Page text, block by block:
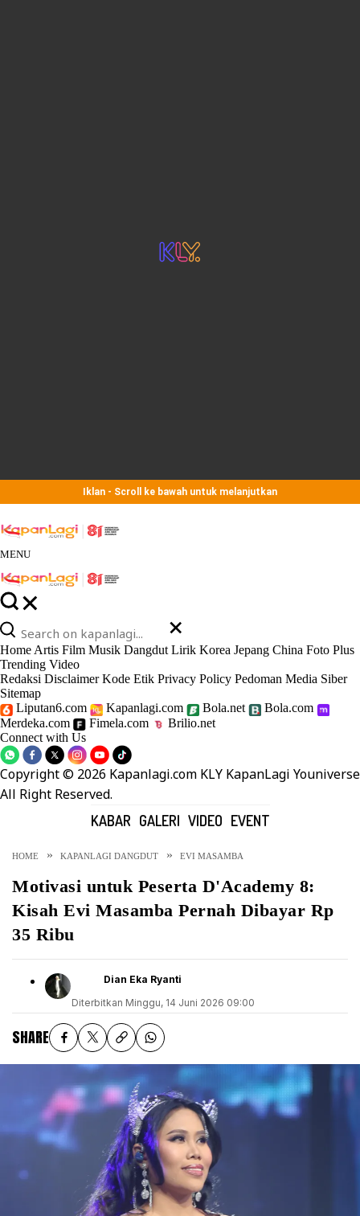
Iklan - Scroll ke bawah untuk melanjutkan
MENU
Home Artis Film Musik Dangdut Lirik Korea Jepang China Foto Plus
Trending Video
Redaksi Disclaimer Kode Etik Privacy Policy Pedoman Media Siber
Sitemap
Liputan6.com
Kapanlagi.com Bola.net
Bola.com
Merdeka.com
Fimela.com
Brilio.net
Connect with Us
Copyright © 2026 Kapanlagi.com KLY KapanLagi Youniverse
All Right Reserved.
KABAR GALERI VIDEO EVENT
HOME KAPANLAGI DANGDUT EVI MASAMBA
Motivasi untuk Peserta D'Academy 8:
Kisah Evi Masamba Pernah Dibayar Rp
35 Ribu
Dian Eka Ryanti
Diterbitkan Minggu, 14 Juni 2026 09:00
SHARE